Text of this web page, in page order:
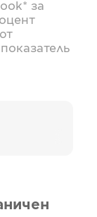
за